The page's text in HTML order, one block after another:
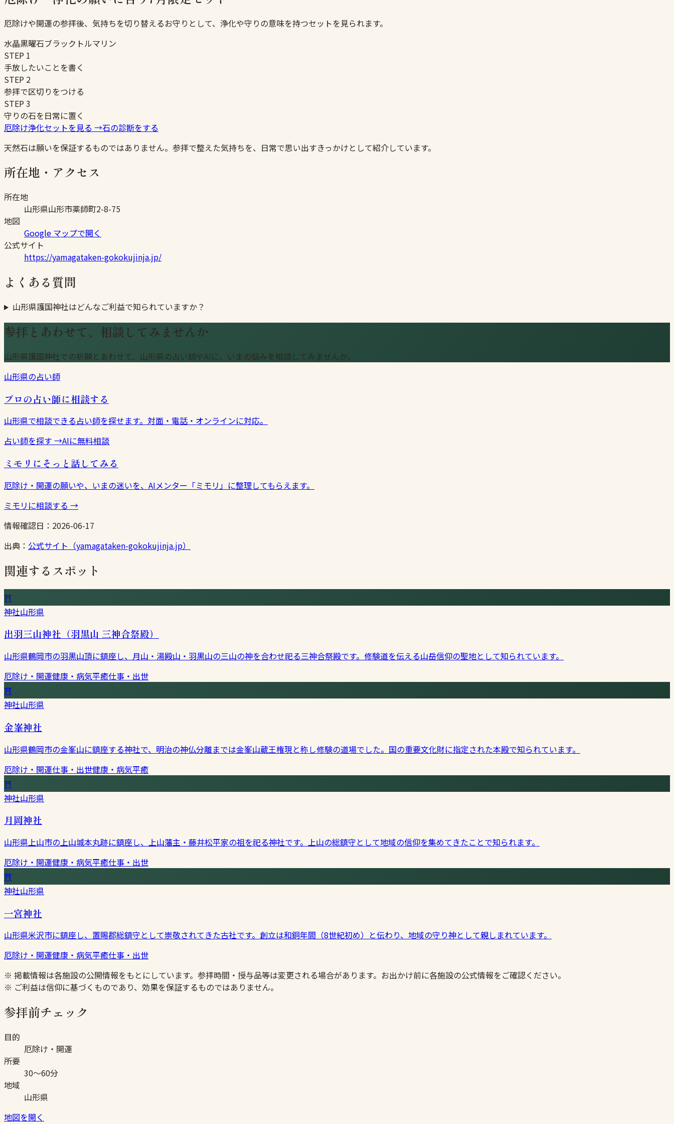
厄除けや開運の参拝後、気持ちを切り替えるお守りとして、浄化や守りの意味を持つセットを見られます。
水晶黒曜石ブラックトルマリン
STEP 1
手放したいことを書く
STEP 2
参拝で区切りをつける
STEP3
守りの石を日常に置く
厄除け浄化セットを見る →石の診断をする
天然石は願いを保証するものではありません。参拝で整えた気持ちを、日常で思い出すきっかけとして紹介しています。
所在地・アクセス
所在地
山形県山形市薬師町2-8-75
地図
Google マップで開く
公式サイト
https://yamagataken-gokokujinja.jp/
よくある質問
山形県護国神社はどんなご利益で知られていますか？
参拝とあわせて、相談してみませんか
山形県護国神社での祈願とあわせて、山形県の占い師やAIに、いまの悩みを相談してみませんか。
山形県の占い師
プロの占い師に相談する
山形県で相談できる占い師を探せます。対面・電話・オンラインに対応。
占い師を探す →AIに無料相談
ミモリにそっと話してみる
厄除け・開運の願いや、いまの迷いを、AIメンター「ミモリ」に整理してもらえます。
ミモリに相談する →
情報確認日： 2026-06-17
出典： 公式サイト（yamagataken-gokokujinja.jp）
関連するスポット
⛩
神社山形県
出羽三山神社（羽黒山 三神合祭殿）
山形県鶴岡市の羽黒山頂に鎮座し、月山・湯殿山・羽黒山の三山の神を合わせ祀る三神合祭殿です。修験道を伝える山岳信仰の聖地として知られています。
厄除け・開運健康・病気平癒仕事・出世
⛩
神社山形県
金峯神社
山形県鶴岡市の金峯山に鎮座する神社で、明治の神仏分離までは金峯山蔵王権現と称し修験の道場でした。国の重要文化財に指定された本殿で知られています。
厄除け・開運仕事・出世健康・病気平癒
⛩
神社山形県
月岡神社
山形県上山市の上山城本丸跡に鎮座し、上山藩主・藤井松平家の祖を祀る神社です。上山の総鎮守として地域の信仰を集めてきたことで知られます。
厄除け・開運健康・病気平癒仕事・出世
⛩
神社山形県
一宮神社
山形県米沢市に鎮座し、置賜郡総鎮守として崇敬されてきた古社です。創立は和銅年間（8世紀初め）と伝わり、地域の守り神として親しまれています。
厄除け・開運健康・病気平癒仕事・出世
※ 掲載情報は各施設の公開情報をもとにしています。参拝時間・授与品等は変更される場合があります。お出かけ前に各施設の公式情報をご確認ください。
※ ご利益は信仰に基づくものであり、効果を保証するものではありません。
参拝前チェック
目的
厄除け・開運
所要
30〜60分
地域
山形県
地図を開く